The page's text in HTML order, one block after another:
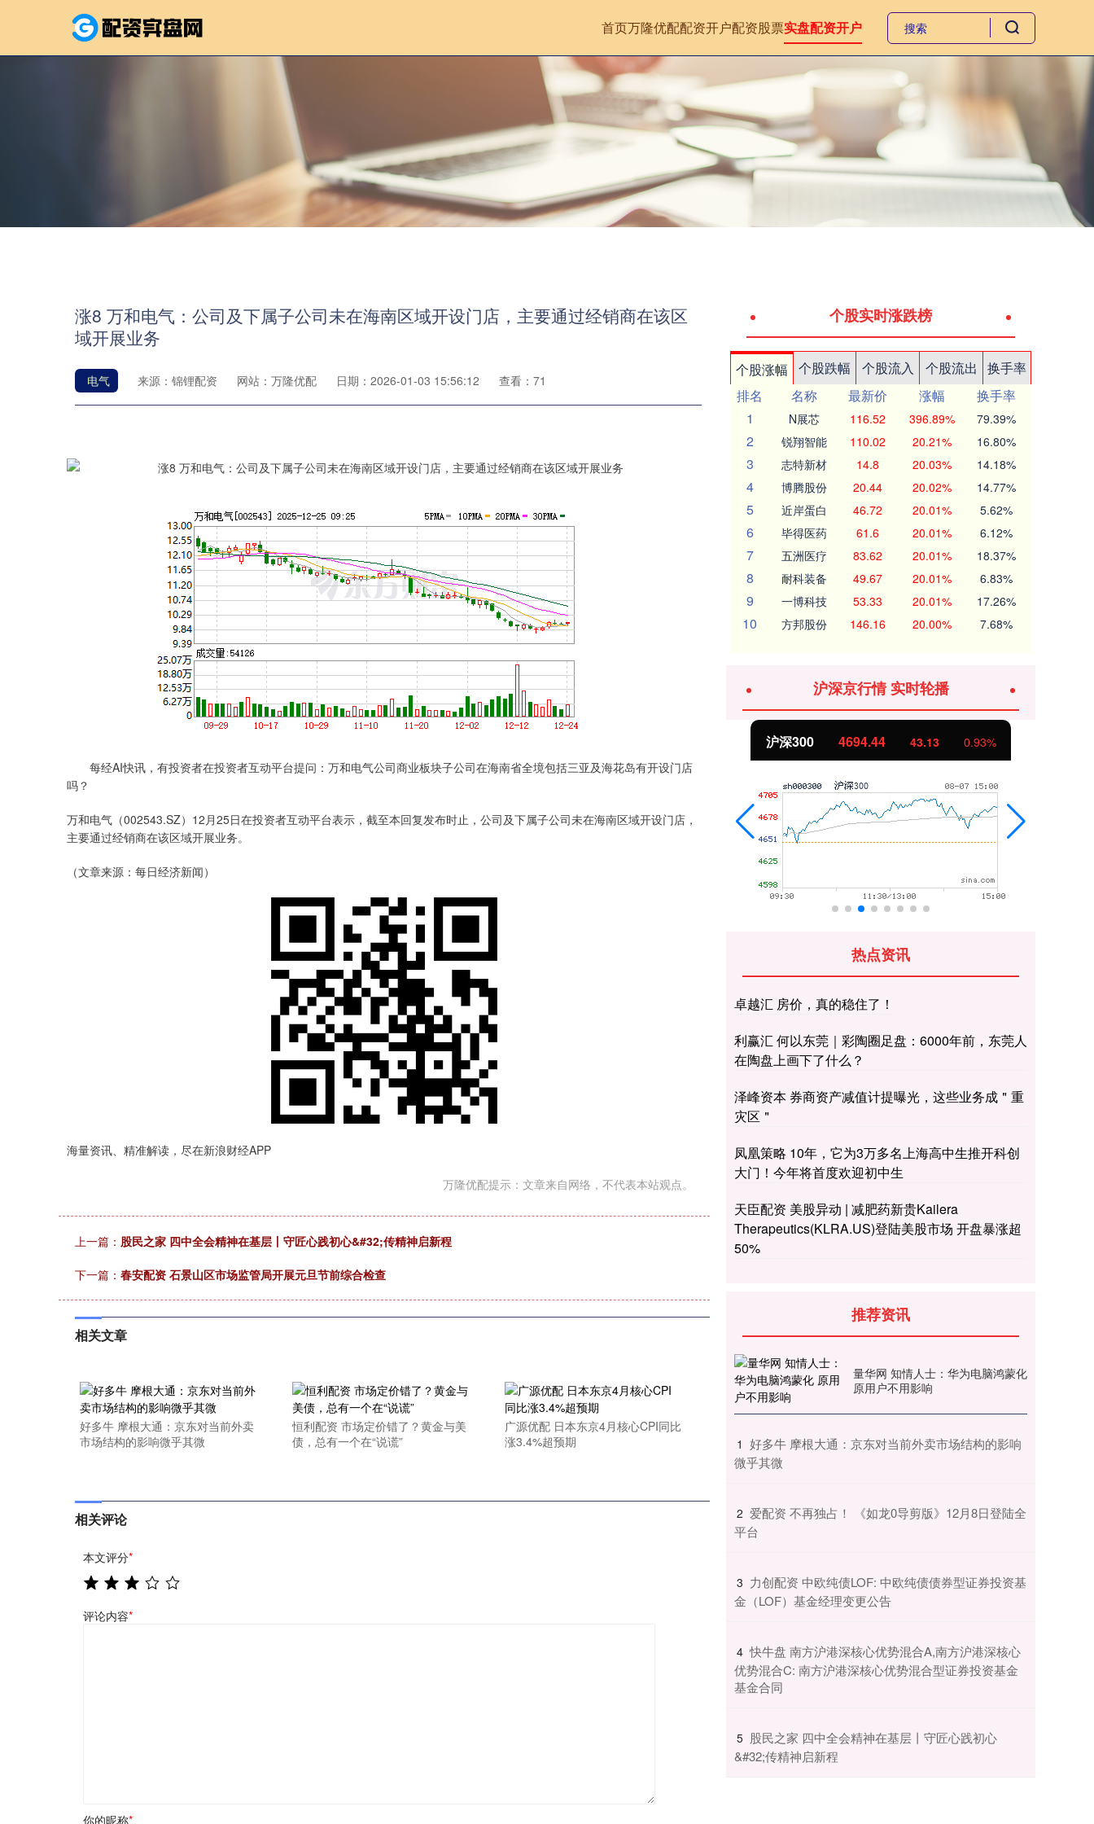
首页万隆优配配资开户配资股票实盘配资开户
涨8 万和电气：公司及下属子公司未在海南区域开设门店，主要通过经销商在该区
域开展业务
电气 来源：锦锂配资 网站：万隆优配 日期：2026-01-03 15:56:12 查看：71
每经AI快讯，有投资者在投资者互动平台提问：万和电气公司商业板块子公司在海南省全境包括三亚及海花岛有开设门店
吗？
万和电气（002543.SZ）12月25日在投资者互动平台表示，截至本回复发布时止，公司及下属子公司未在海南区域开设门店，
主要通过经销商在该区域开展业务。
（文章来源：每日经济新闻）
海量资讯、精准解读，尽在新浪财经APP
万隆优配提示：文章来自网络，不代表本站观点。
上一篇： 股民之家 四中全会精神在基层丨守匠心践初心&#32;传精神启新程
下一篇： 春安配资 石景山区市场监管局开展元旦节前综合检查
相关文章
好多牛 摩根大通：京东对当前外卖
市场结构的影响微乎其微
恒利配资 市场定价错了？黄金与美
债，总有一个在“说谎”
广源优配 日本东京4月核心CPI同比
涨3.4%超预期
相关评论
本文评分*
评论内容*
你的昵称*
个股实时涨跌榜
个股涨幅 个股跌幅 个股流入 个股流出
换手率
排名
名称 最新价 涨幅
换手率
1
N展芯 116.52 396.89% 79.39%
2 锐翔智能 110.02 20.21% 16.80%
3 志特新材 14.8 20.03% 14.18%
4 博腾股份 20.44 20.02% 14.77%
5 近岸蛋白 46.72 20.01% 5.62%
6 毕得医药 61.6 20.01% 6.12%
7 五洲医疗 83.62 20.01% 18.37%
8 耐科装备 49.67 20.01% 6.83%
9 一博科技 53.33 20.01% 17.26%
10 方邦股份 146.16 20.00% 7.68%
沪深京行情 实时轮播
北证50 1134.24 11.37 1.01%
热点资讯
卓越汇 房价，真的稳住了！
利赢汇 何以东莞｜彩陶圈足盘：6000年前，东莞人
在陶盘上画下了什么？
泽峰资本 券商资产减值计提曝光，这些业务成＂重
灾区＂
凤凰策略 10年，它为3万多名上海高中生推开科创
大门！今年将首度欢迎初中生
天臣配资 美股异动 | 减肥药新贵Kailera
Therapeutics(KLRA.US)登陆美股市场 开盘暴涨超
50%
推荐资讯
量华网 知情人士：华为电脑鸿蒙化
原用户不用影响
1 ​好多牛 摩根大通：京东对当前外卖市场结构的影响
微乎其微
2 ​爱配资 不再独占！ 《如龙0导剪版》12月8日登陆全
平台
3 ​力创配资 中欧纯债LOF: 中欧纯债债券型证券投资基
金（LOF）基金经理变更公告
4 ​快牛盘 南方沪港深核心优势混合A,南方沪港深核心
优势混合C: 南方沪港深核心优势混合型证券投资基金
基金合同
5 ​股民之家 四中全会精神在基层丨守匠心践初心
&#32;传精神启新程